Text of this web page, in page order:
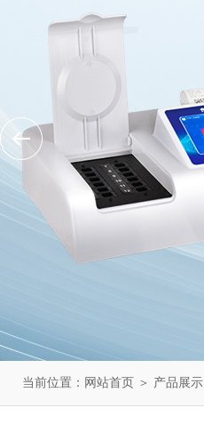
当前位置： 网站首页 ＞ 产品展示